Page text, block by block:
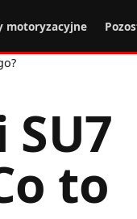
motoryzacyjne
to